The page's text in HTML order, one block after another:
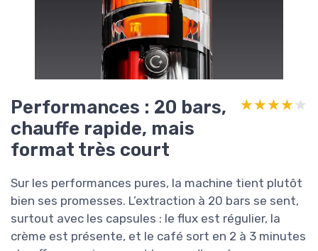
Performances : 20 bars,
chauffe rapide, mais
format très court
★★★★★
★★★★★
Sur les performances pures, la machine tient plutôt
bien ses promesses. L’extraction à 20 bars se sent,
surtout avec les capsules : le flux est régulier, la
crème est présente, et le café sort en 2 à 3 minutes